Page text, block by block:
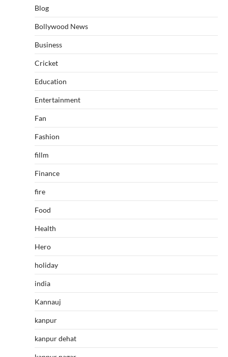
Blog
Bollywood News
Business
Cricket
Education
Entertainment
Fan
Fashion
fillm
Finance
fire
Food
Health
Hero
holiday
india
Kannauj
kanpur
kanpur dehat